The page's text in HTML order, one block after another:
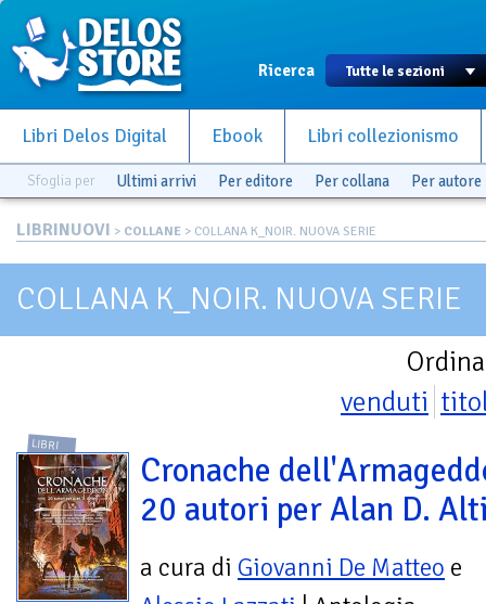
Ricerca
Libri Delos Digital Ebook Libri collezionismo
Sfoglia per Ultimi arrivi Per editore Per collana Per autore
LIBRINUOVI > COLLANE > COLLANA K_NOIR. NUOVA SERIE
COLLANA K_NOIR. NUOVA SERIE
venduti
LIBRI
Cronache
20 autori per Alan D.
a cura di Giovanni De Matteo e